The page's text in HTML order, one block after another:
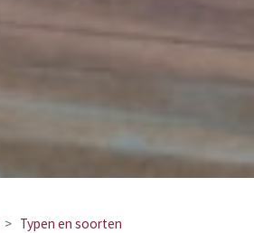
> Typen en soorten